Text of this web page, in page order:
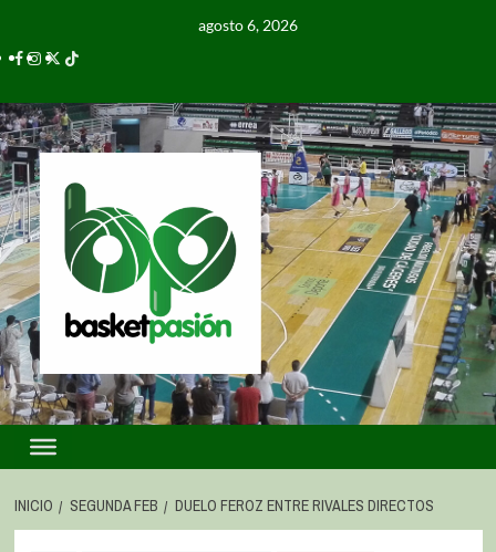
agosto 6, 2026
INICIO SEGUNDA FEB DUELO FEROZ ENTRE RIVALES DIRECTOS